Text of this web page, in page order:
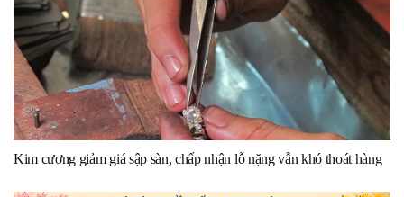
Kim cương giảm giá sập sàn, chấp nhận lỗ nặng vẫn khó thoát hàng